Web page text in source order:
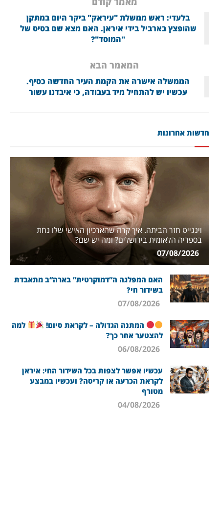
בלעדי: ראש ממשלת "עיראק" ביקר היום במתקן
שהופצץ בארביל בידי איראן. האם מצא שם בסיס של
"המוסד"?
המאמר הבא
הממשלה אישרה את הקמת העיר החדשה כסיף.
עכשיו יש להתחיל מיד בעבודה, כי איבדנו עשור
חדשות אחרונות
וינגייט חזר הביתה. איך קרה שהארכיון האישי שלו נחת
בספריה הלאומית בירושלים? ומה יש שם?
האם המפלגה ה”דמוקרטית” בארה”ב מתאבדת
בשידור חי?
המתנה הגדולה – לקראת סיום!
למה
להצטער אחר כך?
עכשיו אפשר לצפות בכל השידור החי: איראן
לקראת הכרעה או קריסה? ועכשיו במבצע
מטורף